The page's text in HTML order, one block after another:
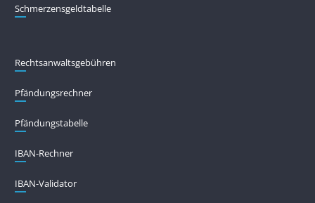
Schmerzensgeldtabelle
Rechtsanwaltsgebühren
Pfändungs­rechner
Pfändungs­tabelle
IBAN-Rechner
IBAN-Validator